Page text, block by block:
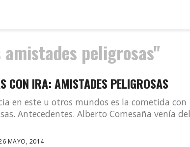
peligrosas"
CON IRA: AMISTADES PELIGROSAS
en este u otros mundos es la cometida con
Antecedentes. Alberto Comesaña venía del
MAYO, 2014